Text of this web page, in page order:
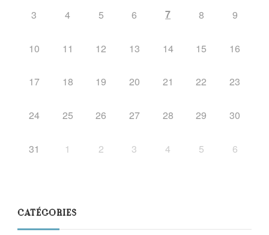
3 4 5 6 7 8 9
10 11 12 13 14 15 16
17 18 19 20 21 22 23
24 25 26 27 28 29 30
31 1 2 3 4 5 6
CATÉGORIES